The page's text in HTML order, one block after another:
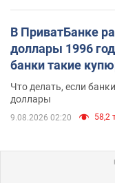
В ПриватБанке
доллары 1996
банки такие
Что делать, если
доллары
9.08.2026 02:20 58,2